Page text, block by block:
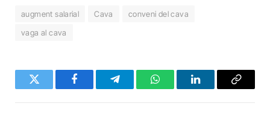
augment salarial Cava
conveni del cava
vaga al cava
Twitter FacebookTelegramWhatsAppLinkedInCopy